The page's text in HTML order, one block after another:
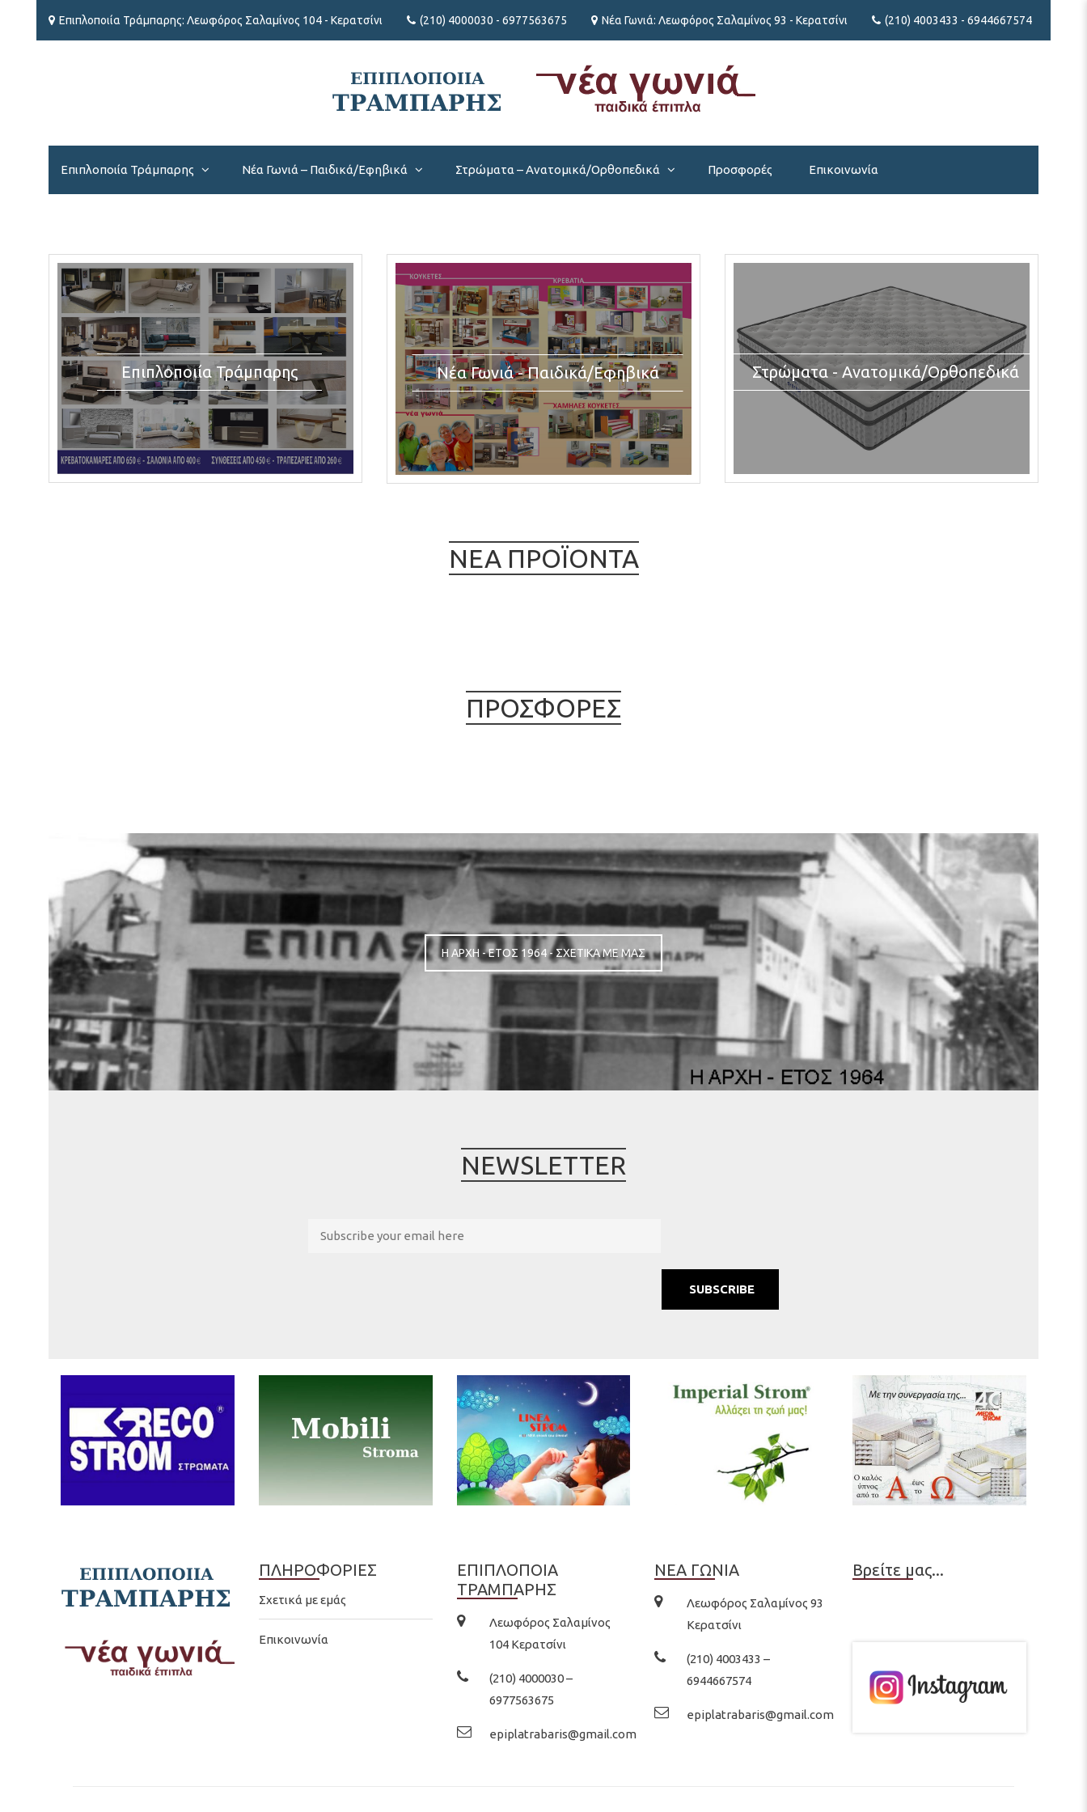
Επιπλοποιία Τράμπαρης: Λεωφόρος Σαλαμίνος 104 - Κερατσίνι (210) 4000030 - 6977563675 Νέα Γωνιά: Λεωφόρος Σαλαμίνος 93 - Κερατσίνι (210) 4003433 - 6944667574
Επιπλοποιία Τράμπαρης Νέα Γωνιά – Παιδικά/Εφηβικά Στρώματα – Ανατομικά/Ορθοπεδικά Προσφορές Επικοινωνία
Επιπλοποιία Τράμπαρης Νέα Γωνιά - Παιδικά/Εφηβικά Στρώματα - Ανατομικά/Ορθοπεδικά
ΝΕΑ ΠΡΟΪΟΝΤΑ
ΠΡΟΣΦΟΡΕΣ
Η ΑΡΧΗ - ΕΤΟΣ 1964 - ΣΧΕΤΙΚΑ ΜΕ ΜΑΣ
NEWSLETTER
ΠΛΗΡΟΦΟΡΙΕΣ
Σχετικά με εμάς
Επικοινωνία
ΕΠΙΠΛΟΠΟΙΑ
ΤΡΑΜΠΑΡΗΣ
Λεωφόρος Σαλαμίνος
104 Κερατσίνι
(210) 4000030 –
6977563675
epiplatrabaris@gmail.com
ΝΕΑ ΓΩΝΙΑ
Λεωφόρος Σαλαμίνος 93
Κερατσίνι
(210) 4003433 –
6944667574
epiplatrabaris@gmail.com
Βρείτε μας...